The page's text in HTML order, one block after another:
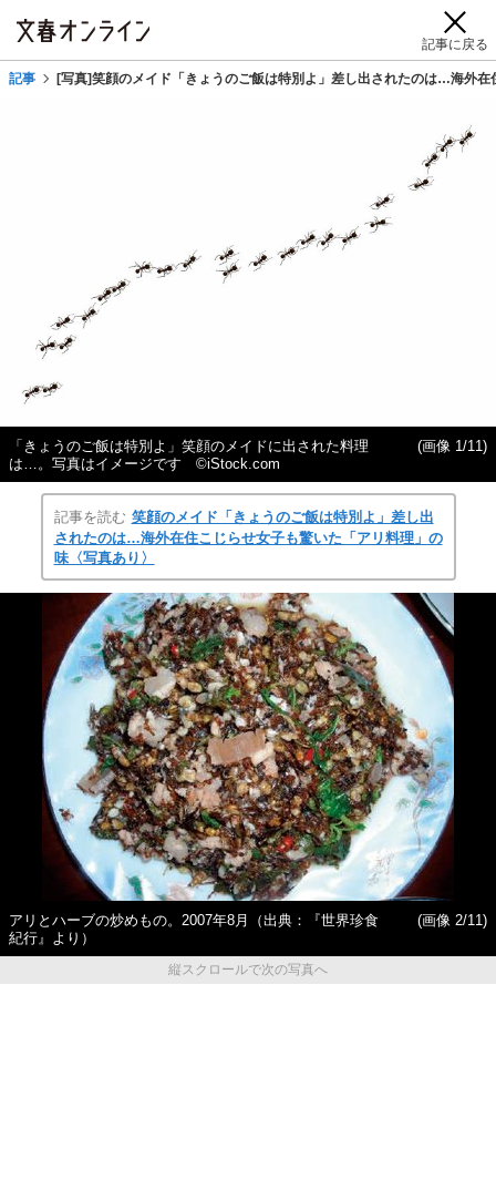
記事に戻る
記事 [写真]笑顔のメイド「きょうのご飯は特別よ」差し出されたのは…海外
「きょうのご飯は特別よ」笑顔のメイドに出された料理
は…。写真はイメージです ©iStock.com
(画像 1/11)
記事を読む 笑顔のメイド「きょうのご飯は特別よ」差し出
されたのは…海外在住こじらせ女子も驚いた「アリ料理」の
味〈写真あり〉
アリとハーブの炒めもの。2007年8月（出典：『世界珍食
紀行』より）
(画像 2/11)
縦スクロールで次の写真へ